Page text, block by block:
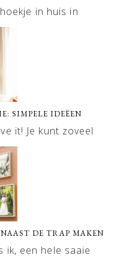
in huis in
SIMPELE IDEËEN
it! Je kunt zoveel
DE TRAP MAKEN
ik, een hele saaie